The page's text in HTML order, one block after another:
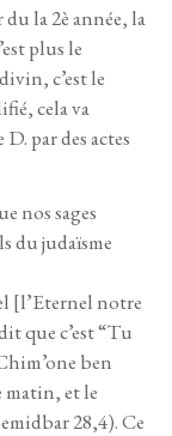
la 2è année, la
plus le
c’est le
cela va
par des actes
nos sages
du judaïsme
[l’Eternel notre
que c’est “Tu
ben
matin, et le
28,4). Ce